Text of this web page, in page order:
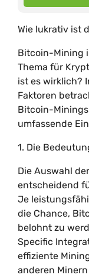
Wie lukrativ ist
Bitcoin-Mining
Thema für
ist es wirklich?
Faktoren
Bitcoin-
umfassende
1. Die
Die Auswahl
entscheidend
Je
die Chance,
belohnt zu
Specific
effiziente
anderen